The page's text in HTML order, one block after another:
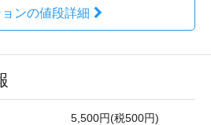
ンの値段詳細
5,500円(税500円)